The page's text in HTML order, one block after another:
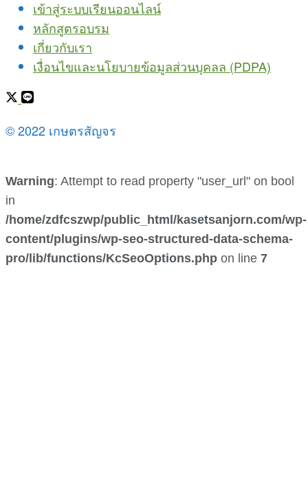
เข้าสู่ระบบเรียนออนไลน์
หลักสูตรอบรม
เกี่ยวกับเรา
เงื่อนไขและนโยบายข้อมูลส่วนบุคลล (PDPA)
© 2022 เกษตรสัญจร
Warning: Attempt to read property "user_url" on bool
in
/home/zdfcszwp/public_html/kasetsanjorn.com/wp-
content/plugins/wp-seo-structured-data-schema-
pro/lib/functions/KcSeoOptions.php on line 7